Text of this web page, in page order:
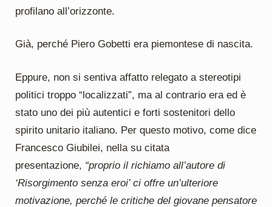
profilano all’orizzonte.
Già, perché Piero Gobetti era piemontese di nascita.
Eppure, non si sentiva affatto relegato a stereotipi
politici troppo “localizzati”, ma al contrario era ed è
stato uno dei più autentici e forti sostenitori dello
spirito unitario italiano. Per questo motivo, come dice
Francesco Giubilei, nella su citata
presentazione, “proprio il richiamo all’autore di
‘Risorgimento senza eroi’ ci offre un’ulteriore
motivazione, perché le critiche del giovane pensatore